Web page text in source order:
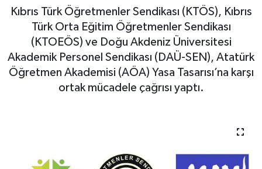
Kıbrıs Türk Öğretmenler Sendikası (KTÖS), Kıbrıs
Türk Orta Eğitim Öğretmenler Sendikası
(KTOEÖS) ve Doğu Akdeniz Üniversitesi
Akademik Personel Sendikası (DAÜ-SEN), Atatürk
Öğretmen Akademisi (AÖA) Yasa Tasarısı’na karşı
ortak mücadele çağrısı yaptı.